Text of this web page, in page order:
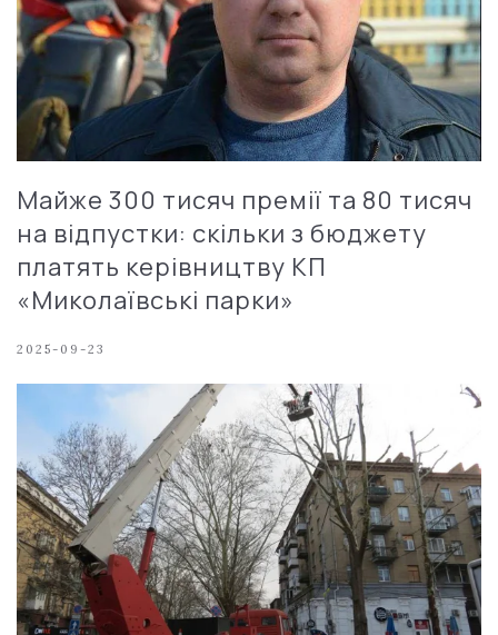
Майже 300 тисяч премії та 80 тисяч
на відпустки: скільки з бюджету
платять керівництву КП
«Миколаївські парки»
2025-09-23